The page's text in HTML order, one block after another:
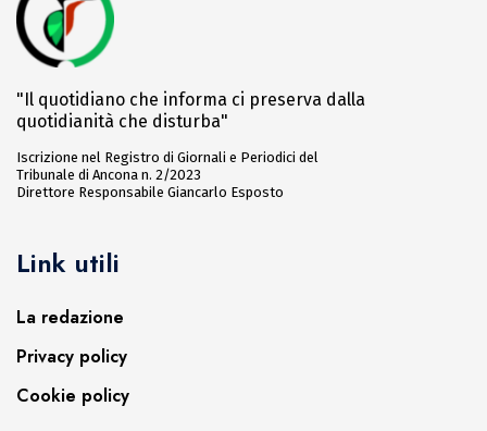
"Il quotidiano che informa ci preserva dalla
quotidianità che disturba"
Iscrizione nel Registro di Giornali e Periodici del
Tribunale di Ancona n. 2/2023
Direttore Responsabile Giancarlo Esposto
Link utili
La redazione
Privacy policy
Cookie policy